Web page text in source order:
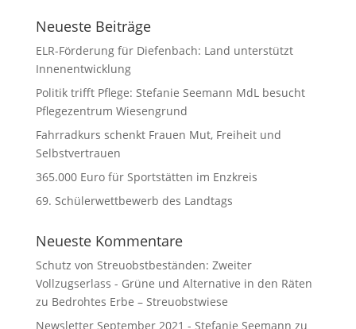
Neueste Beiträge
ELR-Förderung für Diefenbach: Land unterstützt
Innenentwicklung
Politik trifft Pflege: Stefanie Seemann MdL besucht
Pflegezentrum Wiesengrund
Fahrradkurs schenkt Frauen Mut, Freiheit und
Selbstvertrauen
365.000 Euro für Sportstätten im Enzkreis
69. Schülerwettbewerb des Landtags
Neueste Kommentare
Schutz von Streuobstbeständen: Zweiter
Vollzugserlass - Grüne und Alternative in den Räten
zu Bedrohtes Erbe – Streuobstwiese
Newsletter September 2021 - Stefanie Seemann zu